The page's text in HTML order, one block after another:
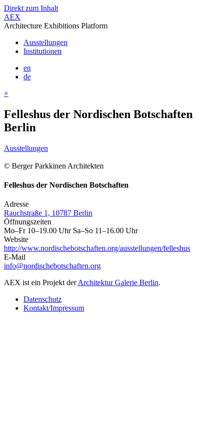
Direkt zum Inhalt
AEX
Architecture Exhibitions Platform
Ausstellungen
Institutionen
en
de
×
Felleshus der Nordischen Botschaften
Berlin
Ausstellungen
© Berger Parkkinen Architekten
Felleshus der Nordischen Botschaften
Adresse
Rauchstraße 1, 10787 Berlin
Öffnungszeiten
Mo–Fr 10–19.00 Uhr Sa–So 11–16.00 Uhr
Website
http://www.nordischebotschaften.org/ausstellungen/felleshus
E-Mail
info@nordischebotschaften.org
AEX ist ein Projekt derArchitektur Galerie Berlin.
Datenschutz
Kontakt/Impressum